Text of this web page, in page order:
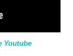
Youtube